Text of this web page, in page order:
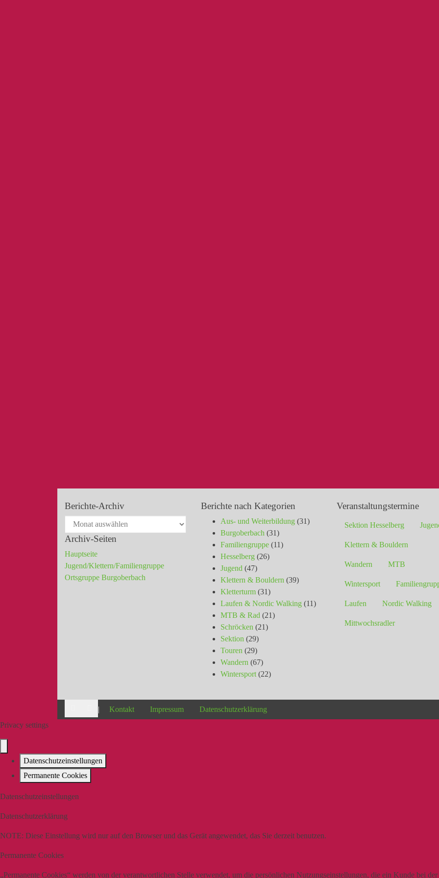
Berichte-Archiv
Archiv-Seiten
Hauptseite
Jugend/Klettern/Familiengruppe
Ortsgruppe Burgoberbach
Berichte nach Kategorien
Aus- und Weiterbildung(31)
Burgoberbach (31)
Familiengruppe(11)
Hesselberg(26)
Jugend (47)
Klettern & Bouldern (39)
Kletterturm(31)
Laufen & Nordic Walking(11)
MTB & Rad (21)
Schröcken (21)
Sektion (29)
Touren (29)
Wandern (67)
Wintersport(22)
Veranstaltungstermine
Sektion Hesselberg
Klettern & Bouldern
Wandern MTB
Wintersport
Laufen Nordic Walking
Mittwochsradler
| Kontakt Impressum
Datenschutzerklärung
Privacy settings
Datenschutzeinstellungen
Permanente Cookies
Datenschutzeinstellungen
Datenschutzerklärung
NOTE: Diese Einstellung wird nur auf den Browser und das Gerät angewendet, das Sie derzeit benutzen.
Permanente Cookies
„Permanente Cookies“ werden von der verantwortlichen Stelle verwendet, um die persönlichen Nutzungseinstellungen, die ein Kunde bei